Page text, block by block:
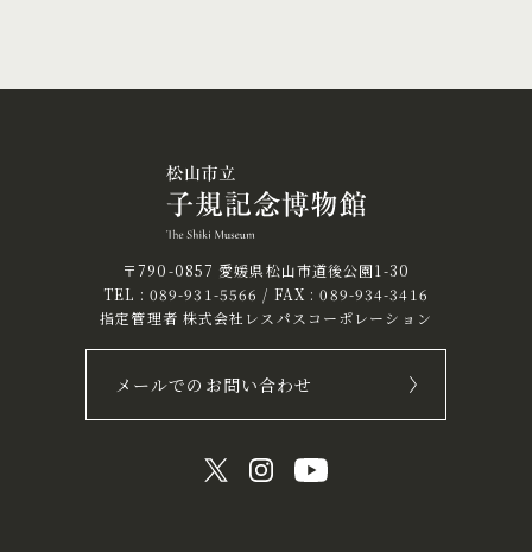
〒790-0857 愛媛県松山市道後公園1-30
TEL : 089-931-5566 / FAX : 089-934-3416
指定管理者 株式会社レスパスコーポレーション
メールでのお問い合わせ